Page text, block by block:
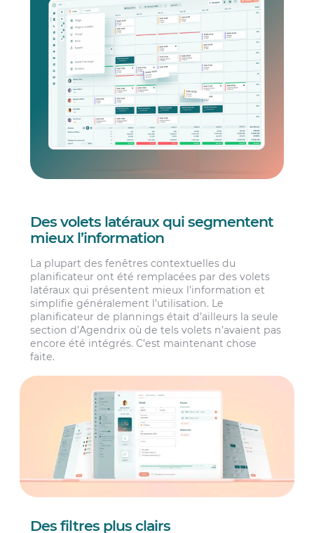
Des volets latéraux qui segmentent
mieux l’information
La plupart des fenêtres contextuelles du
planificateur ont été remplacées par des volets
latéraux qui présentent mieux l’information et
simplifie généralement l’utilisation. Le
planificateur de plannings était d’ailleurs la seule
section d’Agendrix où de tels volets n’avaient pas
encore été intégrés. C’est maintenant chose
faite.
Des filtres plus clairs